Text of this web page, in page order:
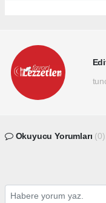
Okuyucu Yorumları (0)